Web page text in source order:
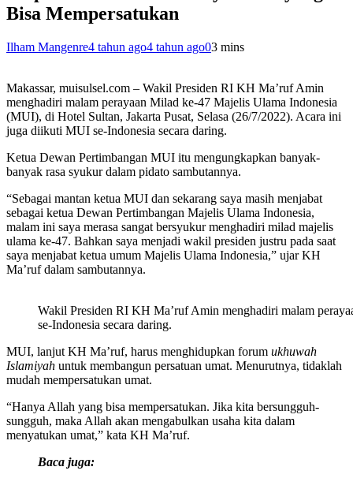
Bisa Mempersatukan
Ilham Mangenre4 tahun ago4 tahun ago03 mins
Makassar, muisulsel.com – Wakil Presiden RI KH Ma’ruf Amin
menghadiri malam perayaan Milad ke-47 Majelis Ulama Indonesia
(MUI), di Hotel Sultan, Jakarta Pusat, Selasa (26/7/2022). Acara ini
juga diikuti MUI se-Indonesia secara daring.
Ketua Dewan Pertimbangan MUI itu mengungkapkan banyak-
banyak rasa syukur dalam pidato sambutannya.
“Sebagai mantan ketua MUI dan sekarang saya masih menjabat
sebagai ketua Dewan Pertimbangan Majelis Ulama Indonesia,
malam ini saya merasa sangat bersyukur menghadiri milad majelis
ulama ke-47. Bahkan saya menjadi wakil presiden justru pada saat
saya menjabat ketua umum Majelis Ulama Indonesia,” ujar KH
Ma’ruf dalam sambutannya.
Wakil Presiden RI KH Ma’ruf Amin menghadiri malam
se-Indonesia secara daring.
MUI, lanjut KH Ma’ruf, harus menghidupkan forum ukhuwah
Islamiyah untuk membangun persatuan umat. Menurutnya, tidaklah
mudah mempersatukan umat.
“Hanya Allah yang bisa mempersatukan. Jika kita bersungguh-
sungguh, maka Allah akan mengabulkan usaha kita dalam
menyatukan umat,” kata KH Ma’ruf.
Baca juga: